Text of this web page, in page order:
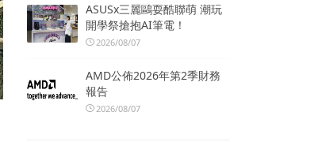
ASUSx三麗鷗耍酷聯萌 潮玩
開學祭搶抱AI筆電！
2026/08/07
AMD公佈2026年第2季財務
報告
2026/08/07